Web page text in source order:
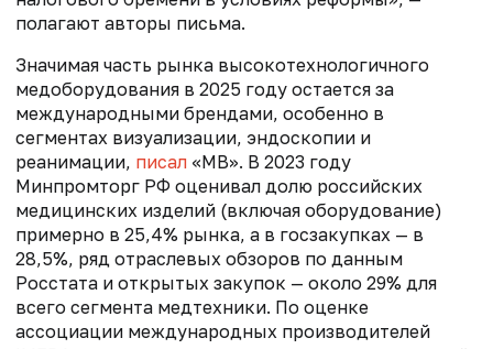
полагают авторы письма.
Значимая часть рынка высокотехнологичного
медоборудования в 2025 году остается за
международными брендами, особенно в
сегментах визуализации, эндоскопии и
реанимации, писал «МВ». В 2023 году
Минпромторг РФ оценивал долю российских
медицинских изделий (включая оборудование)
примерно в 25,4% рынка, а в госзакупках — в
28,5%, ряд отраслевых обзоров по данным
Росстата и открытых закупок — около 29% для
всего сегмента медтехники. По оценке
ассоциации международных производителей